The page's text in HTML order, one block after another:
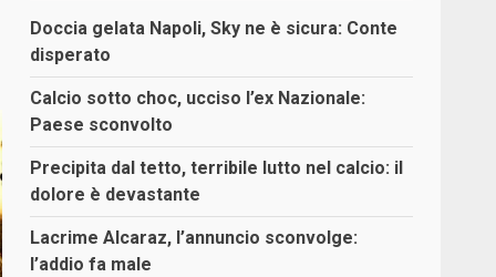
Doccia gelata Napoli, Sky ne è sicura: Conte
disperato
Calcio sotto choc, ucciso l’ex Nazionale:
Paese sconvolto
Precipita dal tetto, terribile lutto nel calcio: il
dolore è devastante
Lacrime Alcaraz, l’annuncio sconvolge:
l’addio fa male